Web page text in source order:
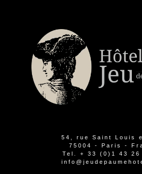
54, rue Saint Louis
75004 - Paris -
Tel. + 33 (0)1 43 26